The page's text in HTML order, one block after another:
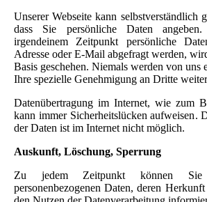
Unserer Webseite kann selbstverständlich
dass Sie persönliche Daten
irgendeinem Zeitpunkt persönliche
Adresse oder E-Mail abgefragt werden,
Basis geschehen. Niemals werden von uns
Ihre spezielle Genehmigung an Dritte
Datenübertragung im Internet, wie zum
kann immer Sicherheitslücken aufweisen.
der Daten ist im Internet nicht möglich.
Auskunft, Löschung, Sperrung
Zu jedem Zeitpunkt können
personenbezogenen Daten, deren